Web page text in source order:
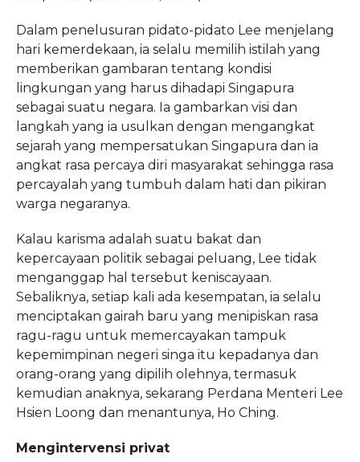
Dalam penelusuran pidato-pidato Lee menjelang
hari kemerdekaan, ia selalu memilih istilah yang
memberikan gambaran tentang kondisi
lingkungan yang harus dihadapi Singapura
sebagai suatu negara. Ia gambarkan visi dan
langkah yang ia usulkan dengan mengangkat
sejarah yang mempersatukan Singapura dan ia
angkat rasa percaya diri masyarakat sehingga rasa
percayalah yang tumbuh dalam hati dan pikiran
warga negaranya.
Kalau karisma adalah suatu bakat dan
kepercayaan politik sebagai peluang, Lee tidak
menganggap hal tersebut keniscayaan.
Sebaliknya, setiap kali ada kesempatan, ia selalu
menciptakan gairah baru yang menipiskan rasa
ragu-ragu untuk memercayakan tampuk
kepemimpinan negeri singa itu kepadanya dan
orang-orang yang dipilih olehnya, termasuk
kemudian anaknya, sekarang Perdana Menteri Lee
Hsien Loong dan menantunya, Ho Ching.
Mengintervensi privat